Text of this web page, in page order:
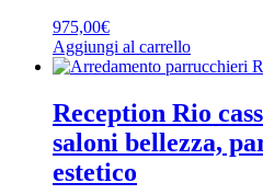
975,00€
Aggiungi al carrello
Reception Rio
saloni bellezza,
estetico